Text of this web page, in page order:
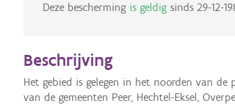
Deze bescherming is geldigsinds 29-12-
Beschrijving
Het gebied is gelegen in het noorden van
van de gemeenten Peer, Hechtel-Eksel,